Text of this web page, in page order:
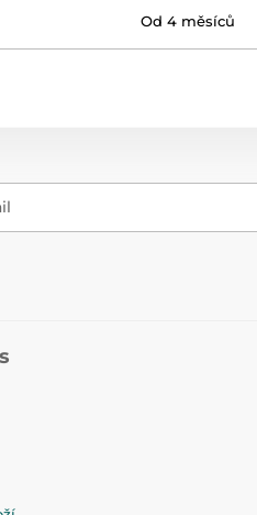
Od 4 měsíců